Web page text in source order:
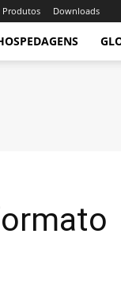
Produtos Downloads